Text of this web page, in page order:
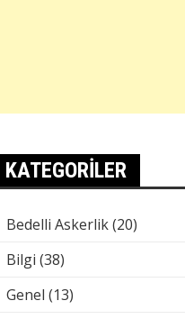
KATEGORILER
Bedelli Askerlik(20)
Bilgi (38)
Genel (13)